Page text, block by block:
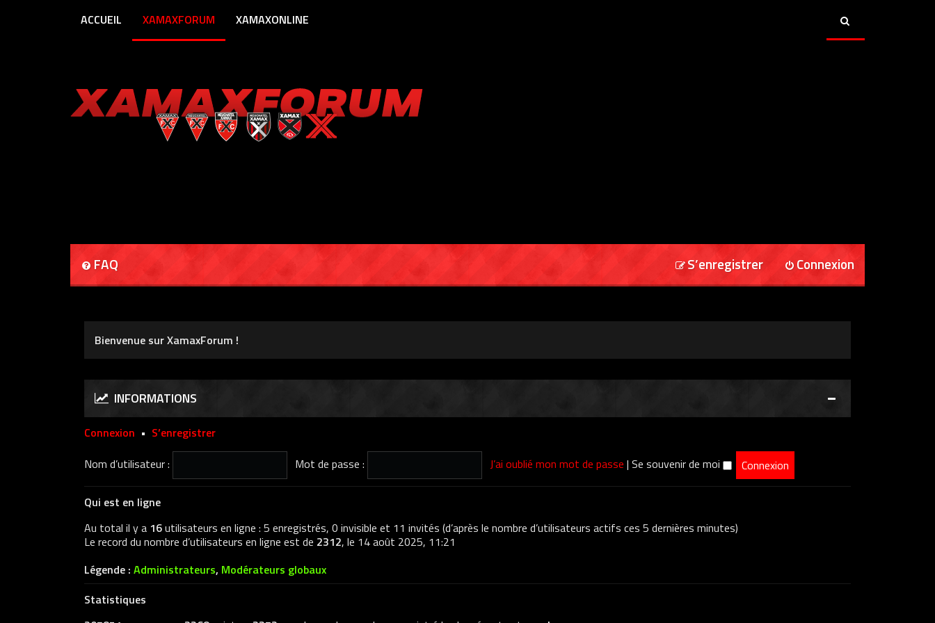
ACCUEIL XAMAXFORUM XAMAXONLINE
FAQ Connexion
S’enregistrer
Bienvenue sur XamaxForum !
INFORMATIONS
Connexion • S’enregistrer
Nom d’utilisateur :
Mot de passe : J’ai oublié mon mot de passe | Se souvenir de moi
Qui est en ligne
Au total il y a 16utilisateurs en ligne : 5 enregistrés, 0 invisible et 11 invités (d’après le nombre d’utilisateurs actifs ces 5 dernières minutes)
Le record du nombre d’utilisateurs en ligne est de 2312, le 14 août 2025, 11:21
Légende : Administrateurs, Modérateurs globaux
Statistiques